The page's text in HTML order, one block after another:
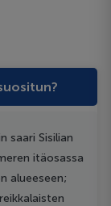
saari Sisilian
itäosassa
alueeseen;